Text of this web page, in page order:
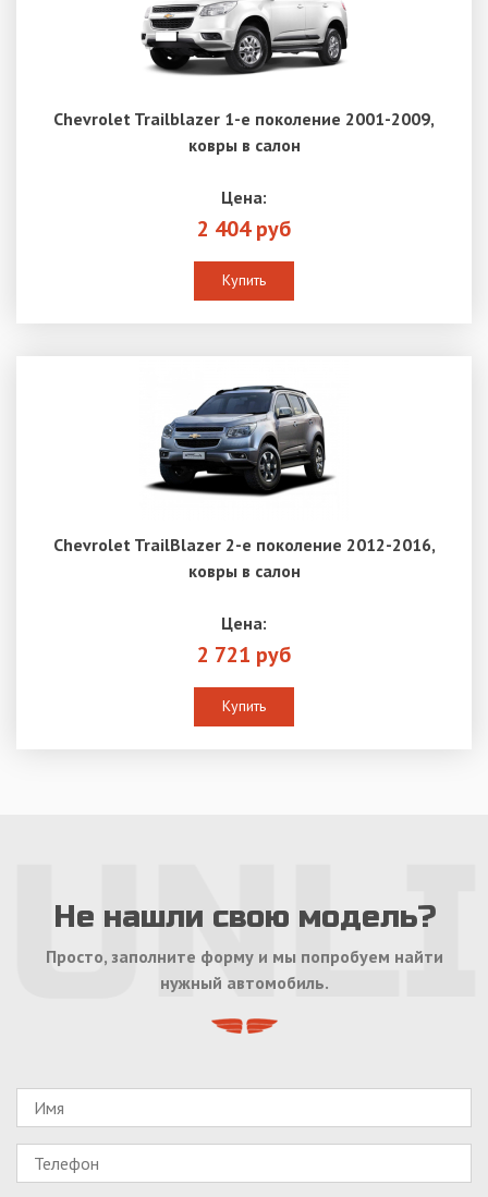
Chevrolet Trailblazer 1-е поколение 2001-2009,
ковры в салон
Цена:
2 404 руб
Купить
Chevrolet TrailBlazer 2-е поколение 2012-2016,
ковры в салон
Цена:
2 721 руб
Купить
Не нашли свою модель?
Просто, заполните форму и мы попробуем найти
нужный автомобиль.